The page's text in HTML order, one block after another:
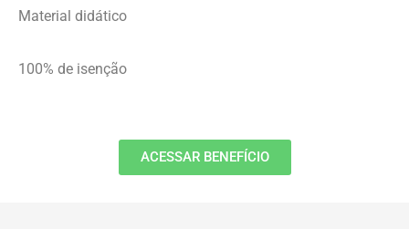
Material didático
100% de isenção
ACESSAR BENEFÍCIO